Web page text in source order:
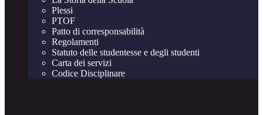
Plessi
PTOF
Patto di corresponsabilità
Regolamenti
Statuto delle studentesse e degli studenti
Carta dei servizi
Codice Disciplinare